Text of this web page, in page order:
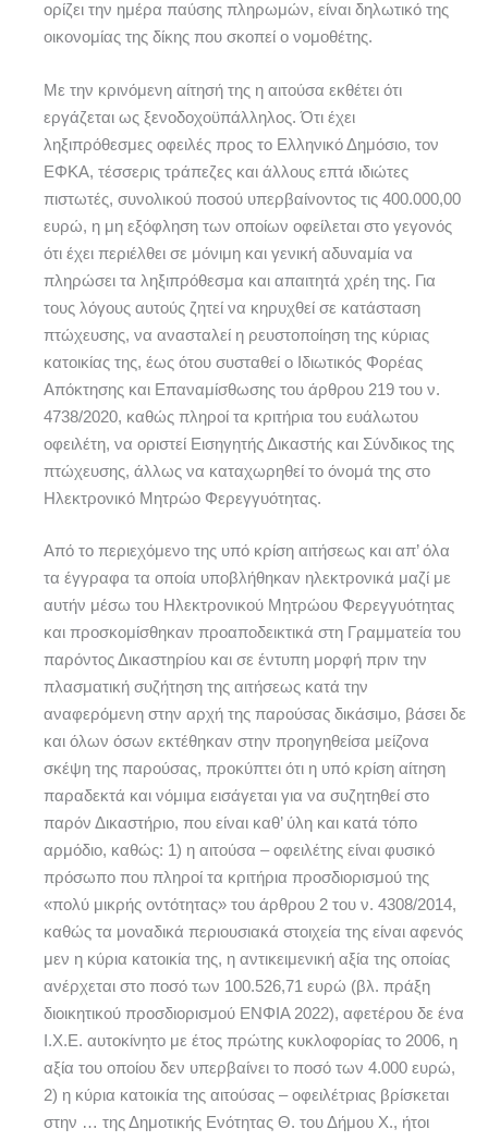
ορίζει την ημέρα παύσης πληρωμών, είναι δηλωτικό της
οικονομίας της δίκης που σκοπεί ο νομοθέτης.
Με την κρινόμενη αίτησή της η αιτούσα εκθέτει ότι
εργάζεται ως ξενοδοχοϋπάλληλος. Ότι έχει
ληξιπρόθεσμες οφειλές προς το Ελληνικό Δημόσιο, τον
ΕΦΚΑ, τέσσερις τράπεζες και άλλους επτά ιδιώτες
πιστωτές, συνολικού ποσού υπερβαίνοντος τις 400.000,00
ευρώ, η μη εξόφληση των οποίων οφείλεται στο γεγονός
ότι έχει περιέλθει σε μόνιμη και γενική αδυναμία να
πληρώσει τα ληξιπρόθεσμα και απαιτητά χρέη της. Για
τους λόγους αυτούς ζητεί να κηρυχθεί σε κατάσταση
πτώχευσης, να ανασταλεί η ρευστοποίηση της κύριας
κατοικίας της, έως ότου συσταθεί ο Ιδιωτικός Φορέας
Απόκτησης και Επαναμίσθωσης του άρθρου 219 του ν.
4738/2020, καθώς πληροί τα κριτήρια του ευάλωτου
οφειλέτη, να οριστεί Εισηγητής Δικαστής και Σύνδικος της
πτώχευσης, άλλως να καταχωρηθεί το όνομά της στο
Ηλεκτρονικό Μητρώο Φερεγγυότητας.
Από το περιεχόμενο της υπό κρίση αιτήσεως και απ’ όλα
τα έγγραφα τα οποία υποβλήθηκαν ηλεκτρονικά μαζί με
αυτήν μέσω του Ηλεκτρονικού Μητρώου Φερεγγυότητας
και προσκομίσθηκαν προαποδεικτικά στη Γραμματεία του
παρόντος Δικαστηρίου και σε έντυπη μορφή πριν την
πλασματική συζήτηση της αιτήσεως κατά την
αναφερόμενη στην αρχή της παρούσας δικάσιμο, βάσει δε
και όλων όσων εκτέθηκαν στην προηγηθείσα μείζονα
σκέψη της παρούσας, προκύπτει ότι η υπό κρίση αίτηση
παραδεκτά και νόμιμα εισάγεται για να συζητηθεί στο
παρόν Δικαστήριο, που είναι καθ’ ύλη και κατά τόπο
αρμόδιο, καθώς: 1) η αιτούσα – οφειλέτης είναι φυσικό
πρόσωπο που πληροί τα κριτήρια προσδιορισμού της
«πολύ μικρής οντότητας» του άρθρου 2 του ν. 4308/2014,
καθώς τα μοναδικά περιουσιακά στοιχεία της είναι αφενός
μεν η κύρια κατοικία της, η αντικειμενική αξία της οποίας
ανέρχεται στο ποσό των 100.526,71 ευρώ (βλ. πράξη
διοικητικού προσδιορισμού ΕΝΦΙΑ 2022), αφετέρου δε ένα
Ι.Χ.Ε. αυτοκίνητο με έτος πρώτης κυκλοφορίας το 2006, η
αξία του οποίου δεν υπερβαίνει το ποσό των 4.000 ευρώ,
2) η κύρια κατοικία της αιτούσας – οφειλέτριας βρίσκεται
στην … της Δημοτικής Ενότητας Θ. του Δήμου Χ., ήτοι